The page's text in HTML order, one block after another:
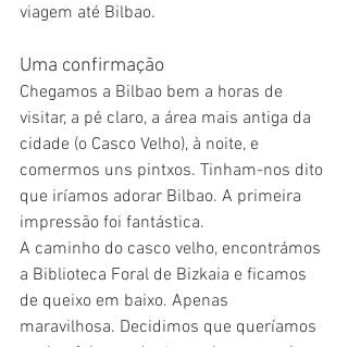
viagem até Bilbao.
Uma confirmação
Chegamos a Bilbao bem a horas de
visitar, a pé claro, a área mais antiga da
cidade (o Casco Velho), à noite, e
comermos uns pintxos. Tinham-nos dito
que iríamos adorar Bilbao. A primeira
impressão foi fantástica.
A caminho do casco velho, encontrámos
a Biblioteca Foral de Bizkaia e ficamos
de queixo em baixo. Apenas
maravilhosa. Decidimos que queríamos